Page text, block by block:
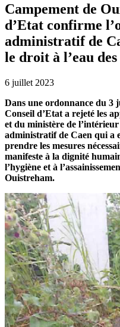
Campement de
d’Etat confirme
administratif de
le droit à l’eau
6 juillet 2023
Dans une ordonnance du 3
Conseil d’Etat a rejeté les
et du ministère de
administratif de Caen qui a
prendre les mesures
manifeste à la dignité
l’hygiène et à
Ouistreham.